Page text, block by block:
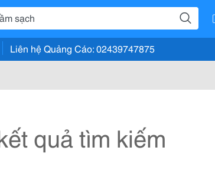
Liên hệ Quảng Cáo: 02439747875
quả tìm kiếm